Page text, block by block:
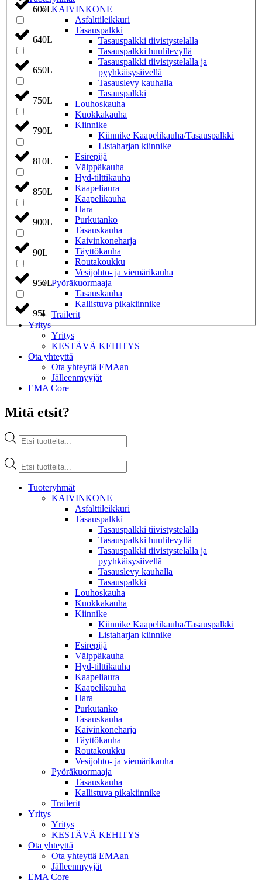
600L
640L
650L
750L
790L
810L
850L
900L
90L
950L
95L
KAIVINKONE
Asfalttileikkuri
Tasauspalkki
Tasauspalkki tiivistystelalla
Tasauspalkki huulilevyllä
Tasauspalkki tiivistystelalla ja
pyyhkäisysiivellä
Tasauslevy kauhalla
Tasauspalkki
Louhoskauha
Kuokkakauha
Kiinnike
Kiinnike Kaapelikauha/Tasauspalkki
Listaharjan kiinnike
Esirepijä
Välppäkauha
Hyd-tilttikauha
Kaapeliaura
Kaapelikauha
Hara
Purkutanko
Tasauskauha
Kaivinkoneharja
Täyttökauha
Routakoukku
Vesijohto- ja viemärikauha
Pyöräkuormaaja
Tasauskauha
Kallistuva pikakiinnike
Trailerit
Yritys
Yritys
KESTÄVÄ KEHITYS
Ota yhteyttä
Ota yhteyttä EMAan
Jälleenmyyjät
EMA Core
Mitä etsit?
Products
search
Products
search
Tuoteryhmät
KAIVINKONE
Asfalttileikkuri
Tasauspalkki
Tasauspalkki tiivistystelalla
Tasauspalkki huulilevyllä
Tasauspalkki tiivistystelalla ja
pyyhkäisysiivellä
Tasauslevy kauhalla
Tasauspalkki
Louhoskauha
Kuokkakauha
Kiinnike
Kiinnike Kaapelikauha/Tasauspalkki
Listaharjan kiinnike
Esirepijä
Välppäkauha
Hyd-tilttikauha
Kaapeliaura
Kaapelikauha
Hara
Purkutanko
Tasauskauha
Kaivinkoneharja
Täyttökauha
Routakoukku
Vesijohto- ja viemärikauha
Pyöräkuormaaja
Tasauskauha
Kallistuva pikakiinnike
Trailerit
Yritys
Yritys
KESTÄVÄ KEHITYS
Ota yhteyttä
Ota yhteyttä EMAan
Jälleenmyyjät
EMA Core